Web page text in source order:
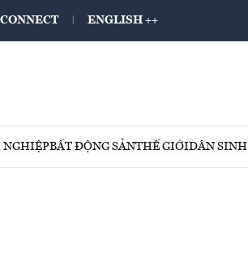
ENGLISH ++
NGHIỆPBẤT ĐỘNG SẢNTHẾ GIỚIDÂN SINH